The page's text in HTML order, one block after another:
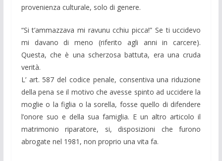
provenienza culturale, solo di genere.
“Si t’ammazzava mi ravunu cchiu picca!” Se ti uccidevo
mi davano di meno (riferito agli anni in carcere).
Questa, che è una scherzosa battuta, era una cruda
verità.
L’ art. 587 del codice penale, consentiva una riduzione
della pena se il motivo che avesse spinto ad uccidere la
moglie o la figlia o la sorella, fosse quello di difendere
l’onore suo e della sua famiglia. E un altro articolo il
matrimonio riparatore, si, disposizioni che furono
abrogate nel 1981, non proprio una vita fa.